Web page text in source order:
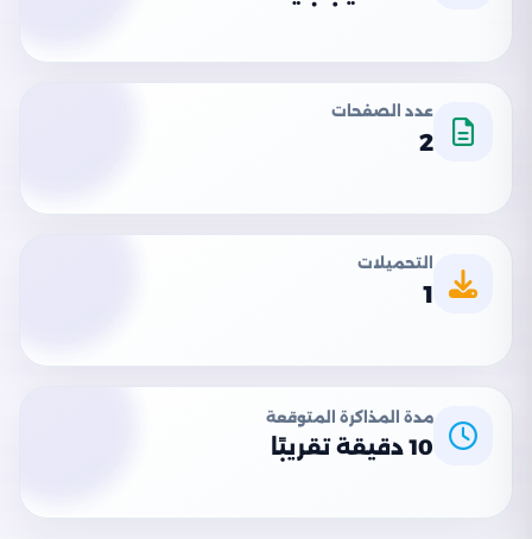
عدد الصفحات
2
التحميلات
1
مدة المذاكرة المتوقعة
10 دقيقة تقريبًا